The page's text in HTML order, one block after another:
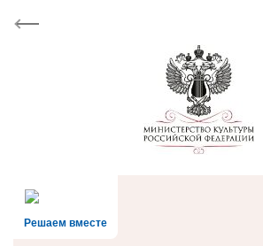
Previous
Решаем вместе